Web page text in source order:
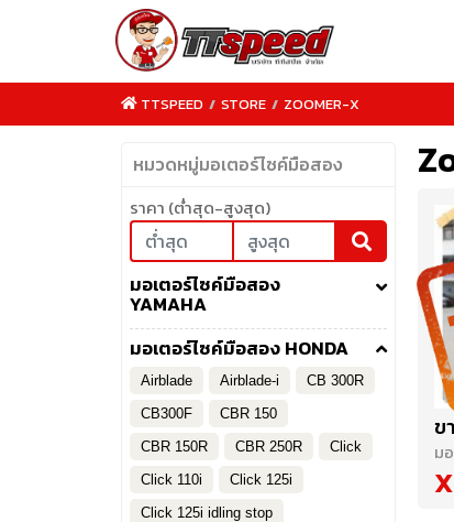
TTSPEED.COM
TTSPEED / STORE / ZOOMER-X
ข
ม
หมวดหมู่มอเตอร์ไซค์มือสอง
ราคา (ต่ำสุด-สูงสุด)
มอเตอร์ไซค์มือสอง
YAMAHA
มอเตอร์ไซค์มือสอง HONDA
Airblade Airblade-i
CB 300R
CB300F
CBR 150
CBR 150R
CBR 250R
Click
Click 110i
Click 125i
Click 125i idling stop